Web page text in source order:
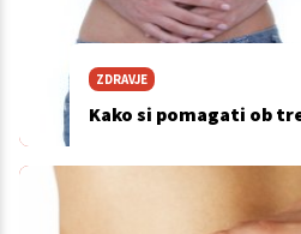
ZDRAVJE
Kako si pomagati ob